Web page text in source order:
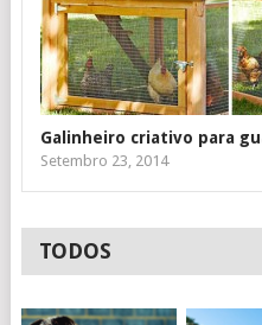
Galinheiro criativo para
Setembro 23, 2014
TODOS